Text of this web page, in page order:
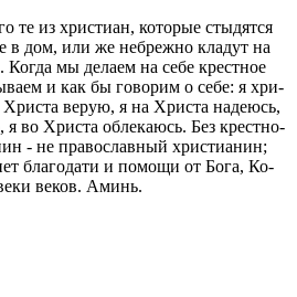
те из хри­сти­ан, ко­то­рые сты­дят­ся
в дом, или же небреж­но кла­дут на
Когда мы де­ла­ем на себе крест­ное
и как бы го­во­рим о себе: я хри­
верую, я на Хри­ста на­де­юсь,
во Хри­ста об­ле­ка­юсь. Без крест­но­
- не пра­во­слав­ный хри­сти­а­нин;
бла­го­да­ти и по­мо­щи от Бога, Ко­
веков. Аминь.